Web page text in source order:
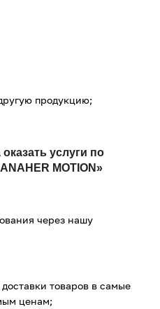
продукцию;
услуги по
MOTION»
через нашу
товаров в самые
ценам;